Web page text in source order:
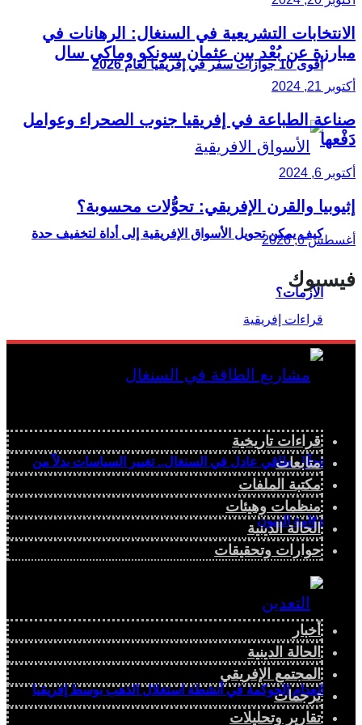
أقوى 10 جوازات سفر في إفريقيا لعام 2026
كيف يمكن تحويل الأسواق الإفريقية إلى أداة لتخفيف حدة
الأزمات؟
تحوُّل طاقي عادل في السنغال.. تغيير السياسات بدلاً من
دوّامة الديون
انعدام الحوكمة في أنشطة استغلال الذهب بوسط إفريقيا
الانتخابات التشريعية في السنغال: الرهانات في
مبارزة عن بُعْد بين عثمان سونكو وماكي سال
أكتوبر 21, 2024
صناعة الطباعة في إفريقيا جنوب الصحراء وعوامل
دَفْعها
أكتوبر 6, 2024
إثيوبيا والقرن الإفريقي: تحوُّلات محسوبة؟
أغسطس 6, 2026
فيسبوك
قراءات تاريخية
متابعات
مكتبة الملفات
منظمات وهيئات
الحالة الدينية
حوارات وتحقيقات
أخبار
الحالة الدينية
المجتمع الإفريقي
ترجمات
تقارير وتحليلات